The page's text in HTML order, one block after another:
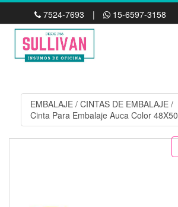
7524-7693 | 15-6597-3158
EMBALAJE / CINTAS DE EMBALAJE /
Cinta Para Embalaje Auca Color 48X50